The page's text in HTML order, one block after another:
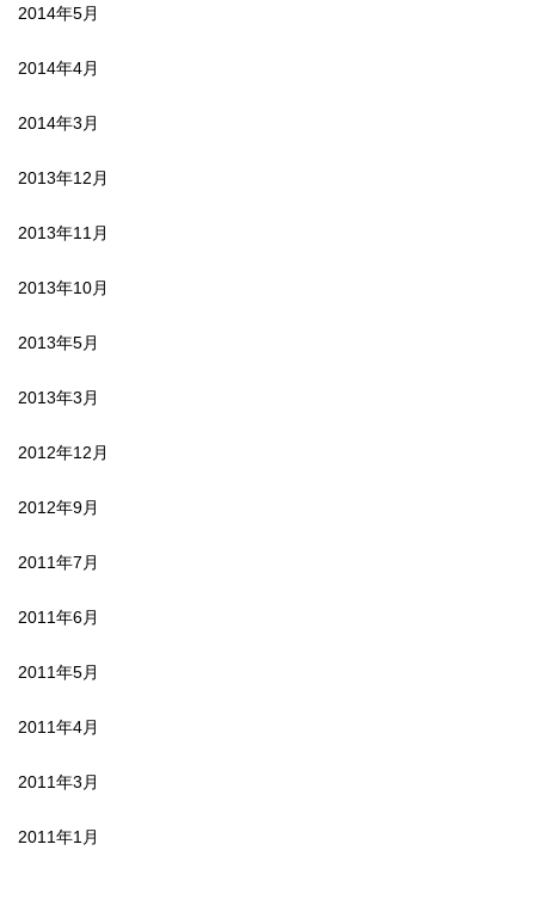
2014年5月
2014年4月
2014年3月
2013年12月
2013年11月
2013年10月
2013年5月
2013年3月
2012年12月
2012年9月
2011年7月
2011年6月
2011年5月
2011年4月
2011年3月
2011年1月